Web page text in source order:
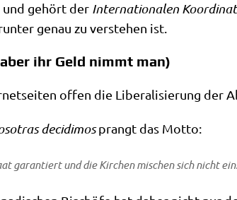
und gehört der Inter­na­tio­na­len
genau zu ver­ste­hen ist.
ihr Geld nimmt man)
offen die Libe­ra­li­sie­rung der
deci­di­mosprangt das Motto:
garan­tiert und die Kir­chen mischen sich nicht